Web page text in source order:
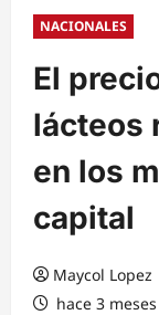
NACIONALES
El
lácteos
en los
capital
Maycol Lopez
hace 3